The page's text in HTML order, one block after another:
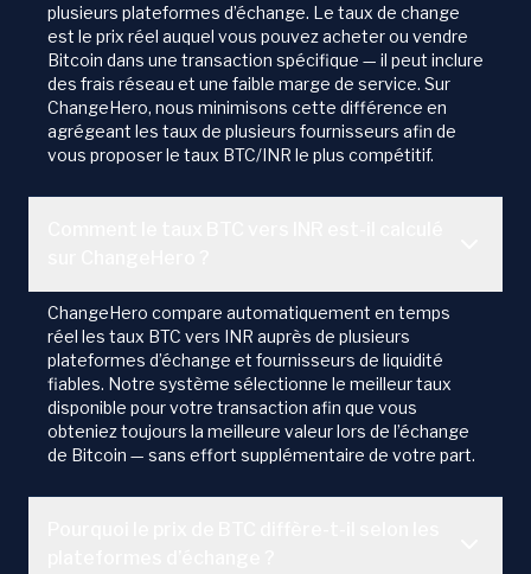
plusieurs plateformes d’échange. Le taux de change
est le prix réel auquel vous pouvez acheter ou vendre
Bitcoin dans une transaction spécifique — il peut inclure
des frais réseau et une faible marge de service. Sur
ChangeHero, nous minimisons cette différence en
agrégeant les taux de plusieurs fournisseurs afin de
vous proposer le taux BTC/INR le plus compétitif.
ChangeHero compare automatiquement en temps
réel les taux BTC vers INR auprès de plusieurs
plateformes d’échange et fournisseurs de liquidité
fiables. Notre système sélectionne le meilleur taux
disponible pour votre transaction afin que vous
obteniez toujours la meilleure valeur lors de l’échange
de Bitcoin — sans effort supplémentaire de votre part.